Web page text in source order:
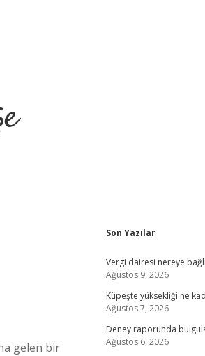
gelen bir
Sidebar
Son Yazılar
Vergi dairesi nereye
Ağustos 9, 2026
Küpeşte yüksekliği ne
Ağustos 7, 2026
Deney raporunda
Ağustos 6, 2026